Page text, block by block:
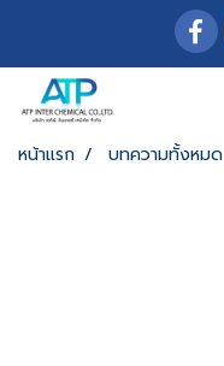
หน้าแรก บทความทั้งหมด